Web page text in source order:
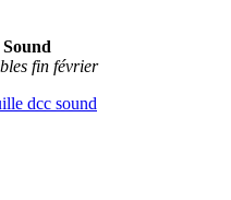
fin février